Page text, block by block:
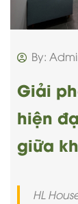
By:
Giải
hiện
giữa
HL